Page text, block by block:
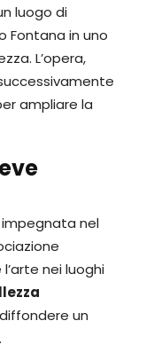
luogo di
Fontana in uno
L’opera,
ampliare la
nel
nei luoghi
un